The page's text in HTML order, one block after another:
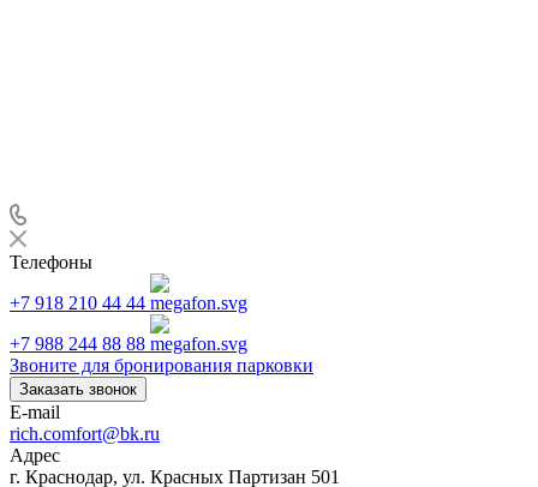
Телефоны
+7 918 210 44 44
+7 988 244 88 88
Звоните для бронирования парковки
Заказать звонок
E-mail
rich.comfort@bk.ru
Адрес
г. Краснодар, ул. Красных Партизан 501